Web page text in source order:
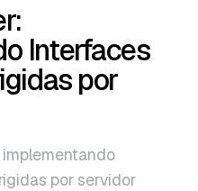
Interfaces
por
por servidor